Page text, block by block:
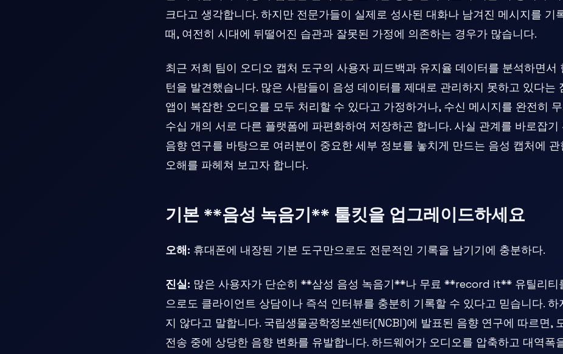
크다고 생각합니다. 하지만 전문가들이 실제로 성사된 대화나 남겨진 메시지를 기
때, 여전히 시대에 뒤떨어진 습관과 잘못된 가정에 의존하는 경우가 많습니다.
최근 저희 팀이 오디오 캡처 도구의 사용자 피드백과 유지율 데이터를 분석하면서
턴을 발견했습니다. 많은 사람들이 음성 데이터를 제대로 관리하지 못하고 있다는
앱이 복잡한 오디오를 모두 처리할 수 있다고 가정하거나, 수신 메시지를 완전히
수십 개의 서로 다른 플랫폼에 파편화하여 저장하곤 합니다. 사실 관계를 바로잡기
음향 연구를 바탕으로 여러분이 중요한 세부 정보를 놓치게 만드는 음성 캡처에
오해를 파헤쳐 보고자 합니다.
기본 **음성 녹음기** 툴킷을 업그레이드하세요
오해: 휴대폰에 내장된 기본 도구만으로도 전문적인 기록을 남기기에 충분하다.
진실: 많은 사용자가 단순히 **삼성 음성 녹음기**나 무료 **record it** 유틸리티
으로도 클라이언트 상담이나 즉석 인터뷰를 충분히 기록할 수 있다고 믿습니다. 하
지 않다고 말합니다. 국립생물공학정보센터(NCBI)에 발표된 음향 연구에 따르면,
전송 중에 상당한 음향 변화를 유발합니다. 하드웨어가 오디오를 압축하고 대역폭